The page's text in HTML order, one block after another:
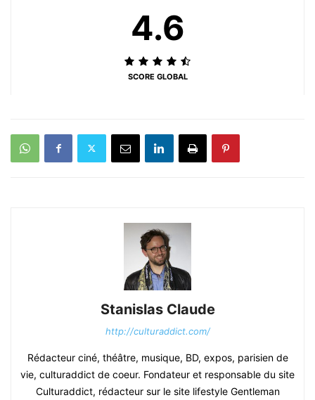
4.6
SCORE GLOBAL
Stanislas Claude
http://culturaddict.com/
Rédacteur ciné, théâtre, musique, BD, expos, parisien de
vie, culturaddict de coeur. Fondateur et responsable du site
Culturaddict, rédacteur sur le site lifestyle Gentleman